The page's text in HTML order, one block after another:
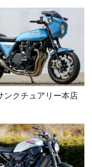
ンクチュアリー本店